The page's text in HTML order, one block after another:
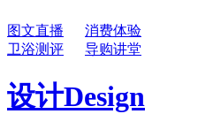
图文直播
消费体验
卫浴测评
导购讲堂
设计Design